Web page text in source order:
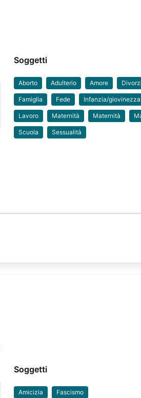
Soggetti
Aborto Adulterio Amore
Famiglia Fede Infanzia/giovinezza
Lavoro Maternità Maternità
Scuola Sessualità
Soggetti
Amicizia Fascismo